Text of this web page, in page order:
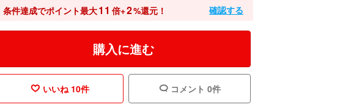
条件達成でポイント最大11 倍+2%還元！ 確認する
購入に進む
いいね 10件 コメント 0件